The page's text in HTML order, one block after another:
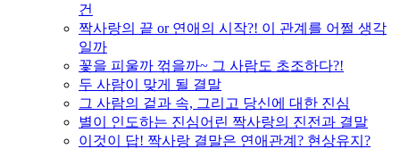
건
짝사랑의 끝 or 연애의 시작?! 이 관계를 어쩔 생각
일까
꽃을 피울까 꺾을까~ 그 사람도 초조하다?!
두 사람이 맞게 될 결말
그 사람의 겉과 속, 그리고 당신에 대한 진심
별이 인도하는 진심어린 짝사랑의 진전과 결말
이것이 답! 짝사랑 결말은 연애관계? 현상유지?